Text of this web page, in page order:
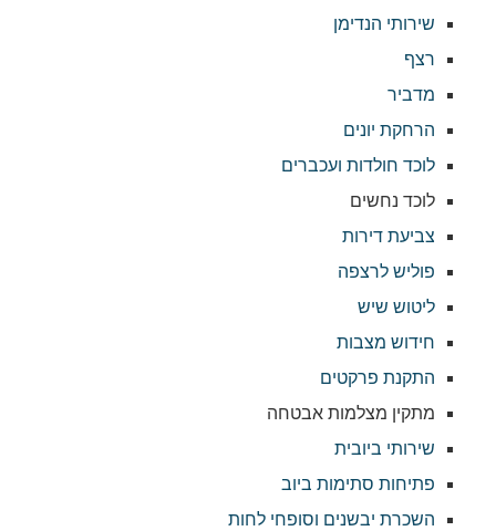
שירותי הנדימן
רצף
מדביר
הרחקת יונים
לוכד חולדות ועכברים
לוכד נחשים
צביעת דירות
פוליש לרצפה
ליטוש שיש
חידוש מצבות
התקנת פרקטים
מתקין מצלמות אבטחה
שירותי ביובית
פתיחות סתימות ביוב
השכרת יבשנים וסופחי לחות